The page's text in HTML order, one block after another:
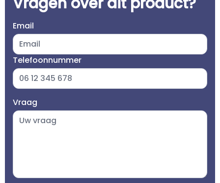
Email
Telefoonnummer
Vraag